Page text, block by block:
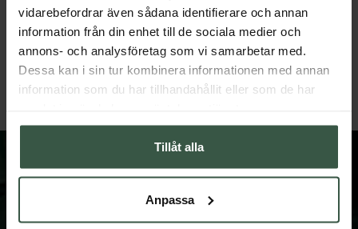
vidarebefordrar även sådana identifierare och annan
information från din enhet till de sociala medier och
annons- och analysföretag som vi samarbetar med.
Dessa kan i sin tur kombinera informationen med annan
information som du har tillhandahållit eller som de har
Tillåt alla
Anpassa
Testobalans Ekonomipack 2x90k
Great Essentials
498 kr 598 kr
LÄGG I VARUKORGEN
Great Essentials
299 kr 378 kr
LÄGG I VARUKORGEN